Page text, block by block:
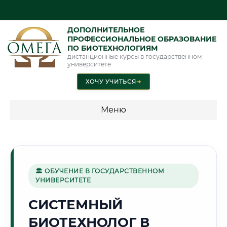
ДОПОЛНИТЕЛЬНОЕ
ПРОФЕССИОНАЛЬНОЕ ОБРАЗОВАНИЕ
ПО БИОТЕХНОЛОГИЯМ
дистанционные курсы в государственном
университете
ХОЧУ УЧИТЬСЯ➜
Меню
⚙️
Г. ИЖЕВСК
🏛 ОБУЧЕНИЕ В ГОСУДАРСТВЕННОМ
УНИВЕРСИТЕТЕ
СИСТЕМНЫЙ
БИОТЕХНОЛОГ В